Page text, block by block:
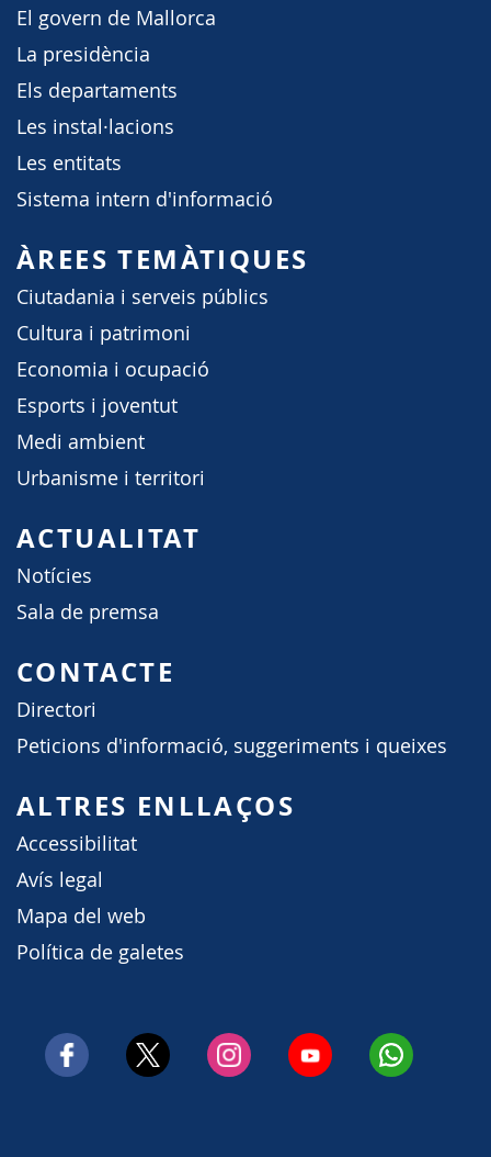
El govern de Mallorca
La presidència
Els departaments
Les instal·lacions
Les entitats
Sistema intern d'informació
ÀREES TEMÀTIQUES
Ciutadania i serveis públics
Cultura i patrimoni
Economia i ocupació
Esports i joventut
Medi ambient
Urbanisme i territori
ACTUALITAT
Notícies
Sala de premsa
CONTACTE
Directori
Peticions d'informació, suggeriments i queixes
ALTRES ENLLAÇOS
Accessibilitat
Avís legal
Mapa del web
Política de galetes